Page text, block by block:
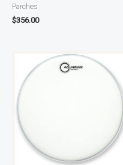
Parches
$356.00